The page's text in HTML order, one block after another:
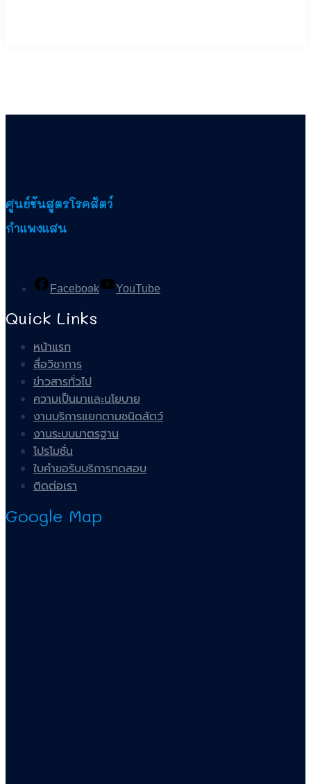
ศูนย์ชันสูตรโรคสัตว์
กำแพงแสน
Facebook YouTube
Quick Links
หน้าแรก
สื่อวิชาการ
ข่าวสารทั่วไป
ความเป็นมาและนโยบาย
งานบริการแยกตามชนิดสัตว์
งานระบบมาตรฐาน
โปรโมชั่น
ใบคำขอรับบริการทดสอบ
ติดต่อเรา
Google Map